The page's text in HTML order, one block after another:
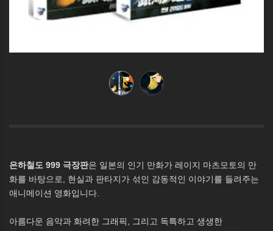
은하철도 999 극장판은 일본의 인기 만화가 레이지 마츠모토의 만
화를 바탕으로, 현실과 판타지가 섞인 감동적인 이야기를 들려주는
애니메이션 영화입니다.
아름다운 음악과 화려한 그래픽, 그리고 독특하고 생생한